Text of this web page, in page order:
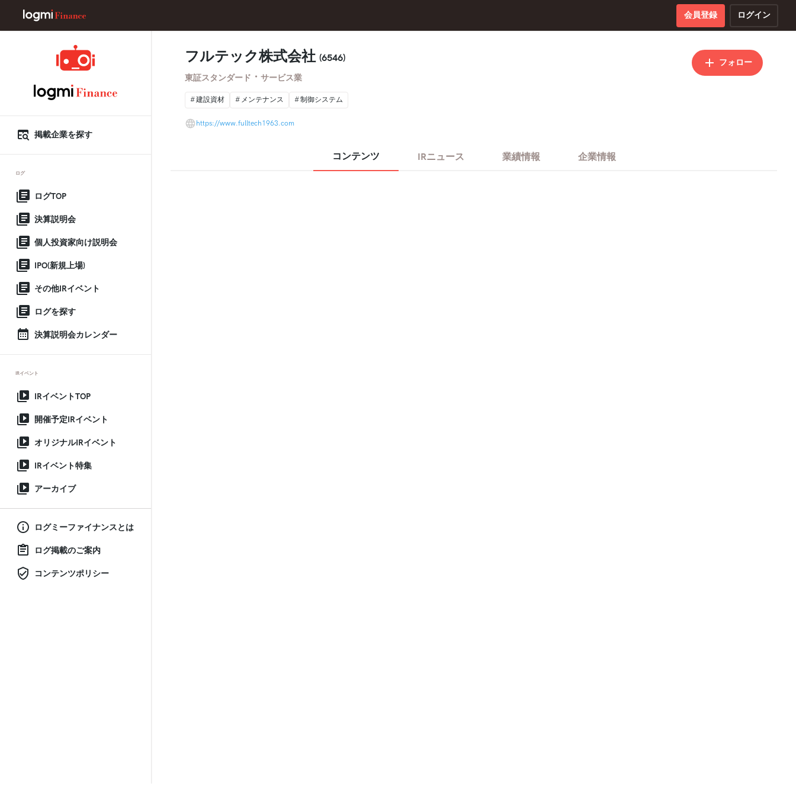
会員登録 ログイン
掲載企業を探す
ログ
ログTOP
決算説明会
個人投資家向け説明会
IPO(新規上場)
その他IRイベント
ログを探す
決算説明会カレンダー
IRイベント
IRイベントTOP
開催予定IRイベント
オリジナルIRイベント
IRイベント特集
アーカイブ
ログミーファイナンスとは
ログ掲載のご案内
コンテンツポリシー
フルテック株式会社 (6546)
東証スタンダード ・ サービス業
フォロー
建設資材 メンテナンス 制御システム
https://www.fulltech1963.com
コンテンツ IRニュース 業績情報 企業情報